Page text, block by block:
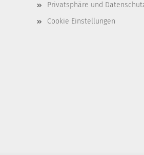
Privatsphäre und
Cookie Einstellungen